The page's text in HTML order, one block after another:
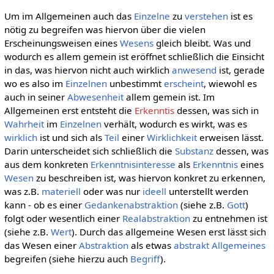
Um im Allgemeinen auch das Einzelne zu verstehenist es
nötig zu begreifen was hiervon über die vielen
Erscheinungsweisen eines Wesensgleich bleibt. Was und
wodurch es allem gemein ist eröffnet schließlich die Einsicht
in das, was hiervon nicht auch wirklich anwesend ist, gerade
wo es also im Einzelnenunbestimmterscheint, wiewohl es
auch in seiner Abwesenheitallem gemein ist. Im
Allgemeinen erst entsteht die Erkenntisdessen, was sich in
Wahrheitim Einzelnenverhält, wodurch es wirkt, was es
wirklichist und sich als Teil einer Wirklichkeiterweisen lässt.
Darin unterscheidet sich schließlich die Substanzdessen, was
aus dem konkreten Erkenntnisinteresse als Erkenntniseines
Wesenzu beschreiben ist, was hiervon konkret zu erkennen,
was z.B. materiell oder was nur ideell unterstellt werden
kann - ob es einer Gedankenabstraktion(siehe z.B. Gott)
folgt oder wesentlich einer Realabstraktionzu entnehmen ist
(siehe z.B. Wert). Durch das allgemeine Wesen erst lässt sich
das Wesen einer Abstraktionals etwas abstrakt Allgemeines
begreifen (siehe hierzu auch Begriff).